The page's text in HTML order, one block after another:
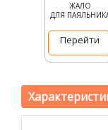
ЖАЛО
ДЛЯ
Перейти